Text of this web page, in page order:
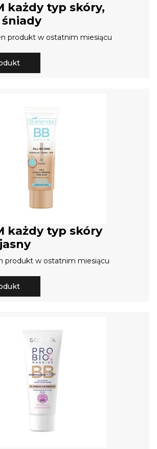
każdy typ skóry,
produkt w ostatnim miesiącu
każdy typ skóry
produkt w ostatnim miesiącu